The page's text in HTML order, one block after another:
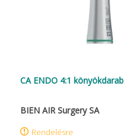
CA ENDO 4:1 könyökdarab
BIEN AIR Surgery SA
Rendelésre